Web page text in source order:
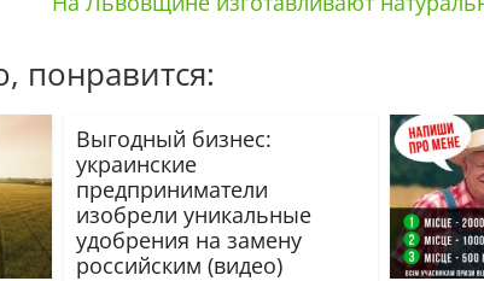
понравится:
Выгодный бизнес:
украинские
предприниматели
изобрели уникальные
удобрения на замену
российским (видео)